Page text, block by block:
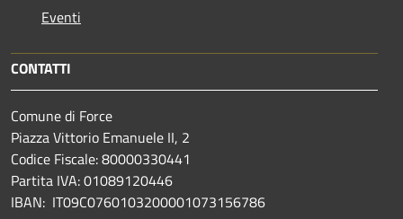
Eventi
CONTATTI
Comune di Force
Piazza Vittorio Emanuele II, 2
Codice Fiscale: 80000330441
Partita IVA: 01089120446
IBAN: IT09C0760103200001073156786